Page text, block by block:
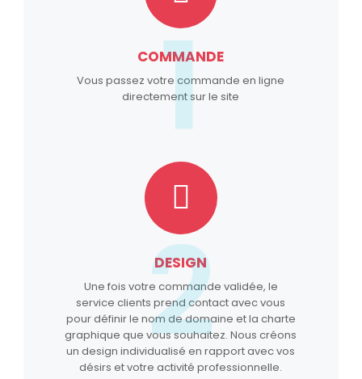
COMMANDE
Vous passez votre commande en ligne
directement sur le site
1
DESIGN
Une fois votre commande validée, le
service clients prend contact avec vous
pour définir le nom de domaine et la charte
graphique que vous souhaitez. Nous créons
un design individualisé en rapport avec vos
désirs et votre activité professionnelle.
2